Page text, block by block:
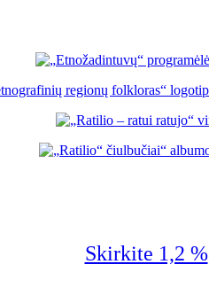
Skirkite 1,2 %